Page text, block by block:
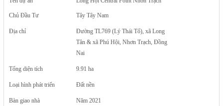
Chủ Đầu Tư Tây Tây Nam
Địa chỉ
Đường TL769 (Lý Thái Tổ), xã Long
Tân & xã Phú Hội, Nhơn Trạch, Đồng
Nai
Tổng diện tích 9.91 ha
Loại hình phát triển Đất nền
Bàn giao nhà Năm 2021